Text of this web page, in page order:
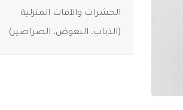
الحشرات والآفات المنزلية
(الذباب، البعوض، الصراصير)